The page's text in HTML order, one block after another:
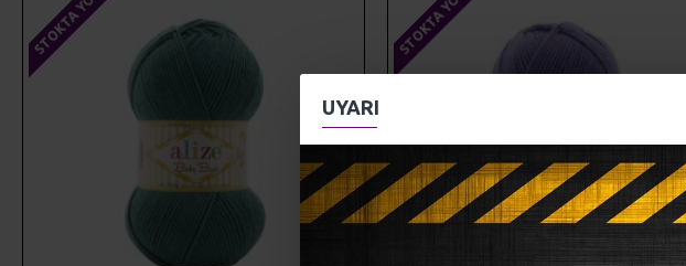
UYARI
STOKTA YOK STOKTA YOK